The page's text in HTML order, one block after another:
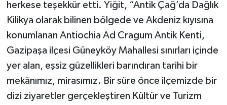
herkese teşekkür etti. Yiğit, “Antik Çağ’da Dağlık
Kilikya olarak bilinen bölgede ve Akdeniz kıyısına
konumlanan Antiochia Ad Cragum Antik Kenti,
Gazipaşa ilçesi Güneyköy Mahallesi sınırları içinde
yer alan, eşsiz güzellikleri barındıran tarihi bir
mekânımız, mirasımız. Bir süre önce ilçemizde bir
dizi ziyaretler gerçekleştiren Kültür ve Turizm